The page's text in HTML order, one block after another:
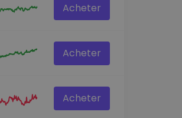
Acheter
Acheter
Acheter